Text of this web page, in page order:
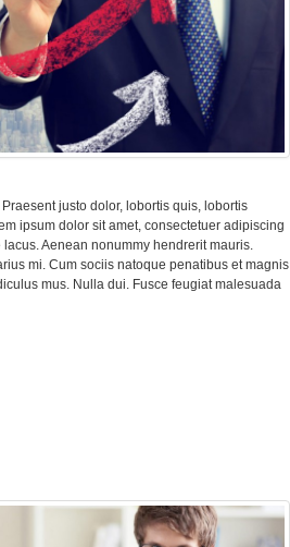
justo dolor, lobortis quis, lobortis
ipsum dolor sit amet, consectetuer adipiscing
Aenean nonummy hendrerit mauris.
mi. Cum sociis natoque penatibus et magnis
mus. Nulla dui. Fusce feugiat malesuada